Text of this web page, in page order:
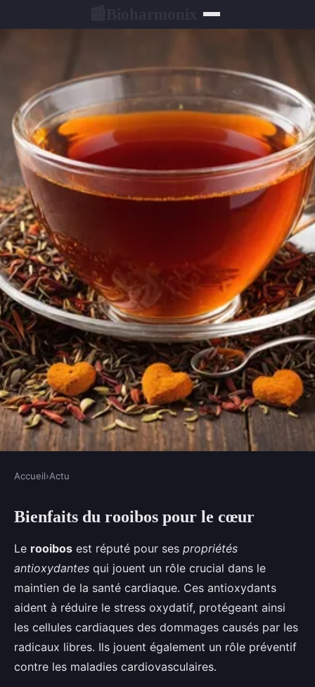
Explorez les bienfaits du rooibos
pour une santé cardiovasculaire
optimale !
5 min de lecture
Accueil›Actu
Bienfaits du rooibos pour le cœur
Le rooibos est réputé pour ses propriétés
antioxydantes qui jouent un rôle crucial dans le
maintien de la santé cardiaque. Ces antioxydants
aident à réduire le stress oxydatif, protégeant ainsi
les cellules cardiaques des dommages causés par les
radicaux libres. Ils jouent également un rôle préventif
contre les maladies cardiovasculaires.